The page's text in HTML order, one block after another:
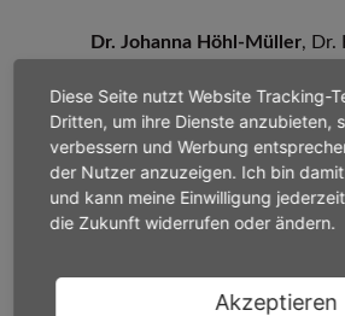
Dr. Johanna Höhl-Müller, Dr.
Wolfgang Kramwinkel
,
GmbH, Mühlheim am Main
Klaus Rohletter,
Weil AG, Limburg
Diese Seite nutzt Website Tracking-
Dritten, um ihre Dienste anzubieten,
verbessern und Werbung
der Nutzer anzuzeigen. Ich bin
und kann meine Einwilligung
die Zukunft widerrufen oder ändern.
Akzeptieren